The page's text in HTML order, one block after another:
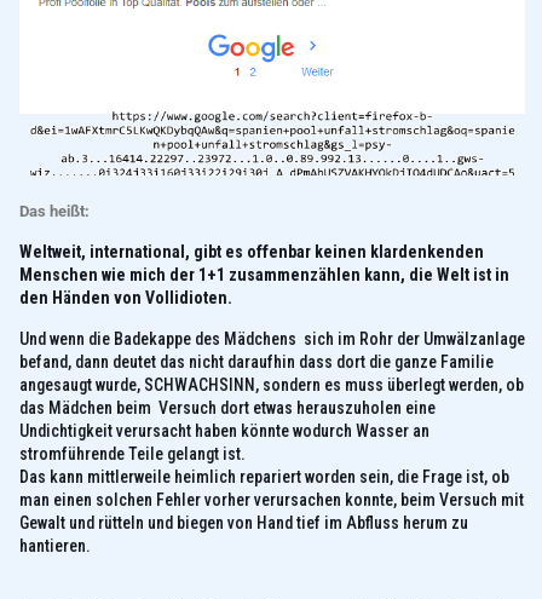
Das heißt:
Weltweit, international, gibt es offenbar keinen klardenkenden
Menschen wie mich der 1+1 zusammenzählen kann, die Welt ist in
den Händen von Vollidioten.
Und wenn die Badekappe des Mädchens sich im Rohr der Umwälzanlage
befand, dann deutet das nicht daraufhin dass dort die ganze Familie
angesaugt wurde, SCHWACHSINN, sondern es muss überlegt werden, ob
das Mädchen beim Versuch dort etwas herauszuholen eine
Undichtigkeit verursacht haben könnte wodurch Wasser an
stromführende Teile gelangt ist.
Das kann mittlerweile heimlich repariert worden sein, die Frage ist, ob
man einen solchen Fehler vorher verursachen konnte, beim Versuch mit
Gewalt und rütteln und biegen von Hand tief im Abfluss herum zu
hantieren.